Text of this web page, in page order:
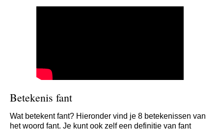
Betekenis fant
Wat betekent fant? Hieronder vind je 8 betekenissen van
het woord fant. Je kunt ook zelf een definitie van fant